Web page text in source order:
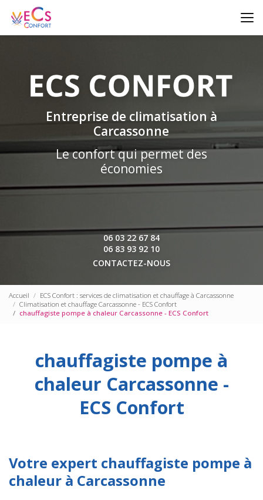
contenu
principal
Entreprise de climatisation à
Carcassonne
Le confort qui permet des
économies
06 03 22 67 84
06 83 93 92 10
CONTACTEZ-NOUS
Accueil
ECS Confort : services de climatisation et chauffage à Carcassonne
Climatisation et chauffage Carcassonne - ECS Confort
chauffagiste pompe à chaleur Carcassonne - ECS Confort
chauffagiste pompe à
chaleur Carcassonne -
ECS Confort
Votre expert chauffagiste pompe à
chaleur à Carcassonne